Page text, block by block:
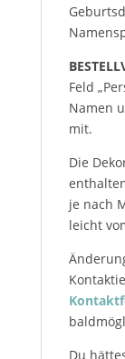
Feld
Namen
mit.
Die
je nach
leicht
Du